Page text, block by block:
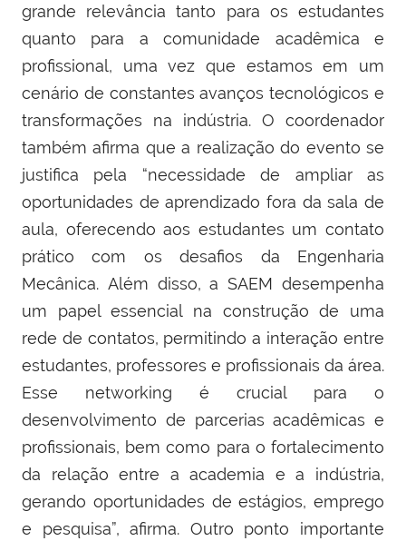
grande relevância tanto para os estudantes
quanto para a comunidade acadêmica e
profissional, uma vez que estamos em um
cenário de constantes avanços tecnológicos e
transformações na indústria. O coordenador
também afirma que a realização do evento se
justifica pela “necessidade de ampliar as
oportunidades de aprendizado fora da sala de
aula, oferecendo aos estudantes um contato
prático com os desafios da Engenharia
Mecânica. Além disso, a SAEM desempenha
um papel essencial na construção de uma
rede de contatos, permitindo a interação entre
estudantes, professores e profissionais da área.
Esse networking é crucial para o
desenvolvimento de parcerias acadêmicas e
profissionais, bem como para o fortalecimento
da relação entre a academia e a indústria,
gerando oportunidades de estágios, emprego
e pesquisa”, afirma. Outro ponto importante